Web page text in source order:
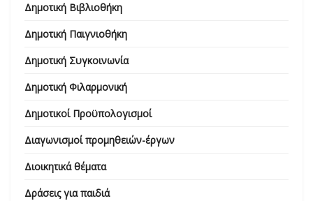
Δημοτική Βιβλιοθήκη
Δημοτική Παιγνιοθήκη
Δημοτική Συγκοινωνία
Δημοτική Φιλαρμονική
Δημοτικοί Προϋπολογισμοί
Διαγωνισμοί προμηθειών-έργων
Διοικητικά θέματα
Δράσεις για παιδιά